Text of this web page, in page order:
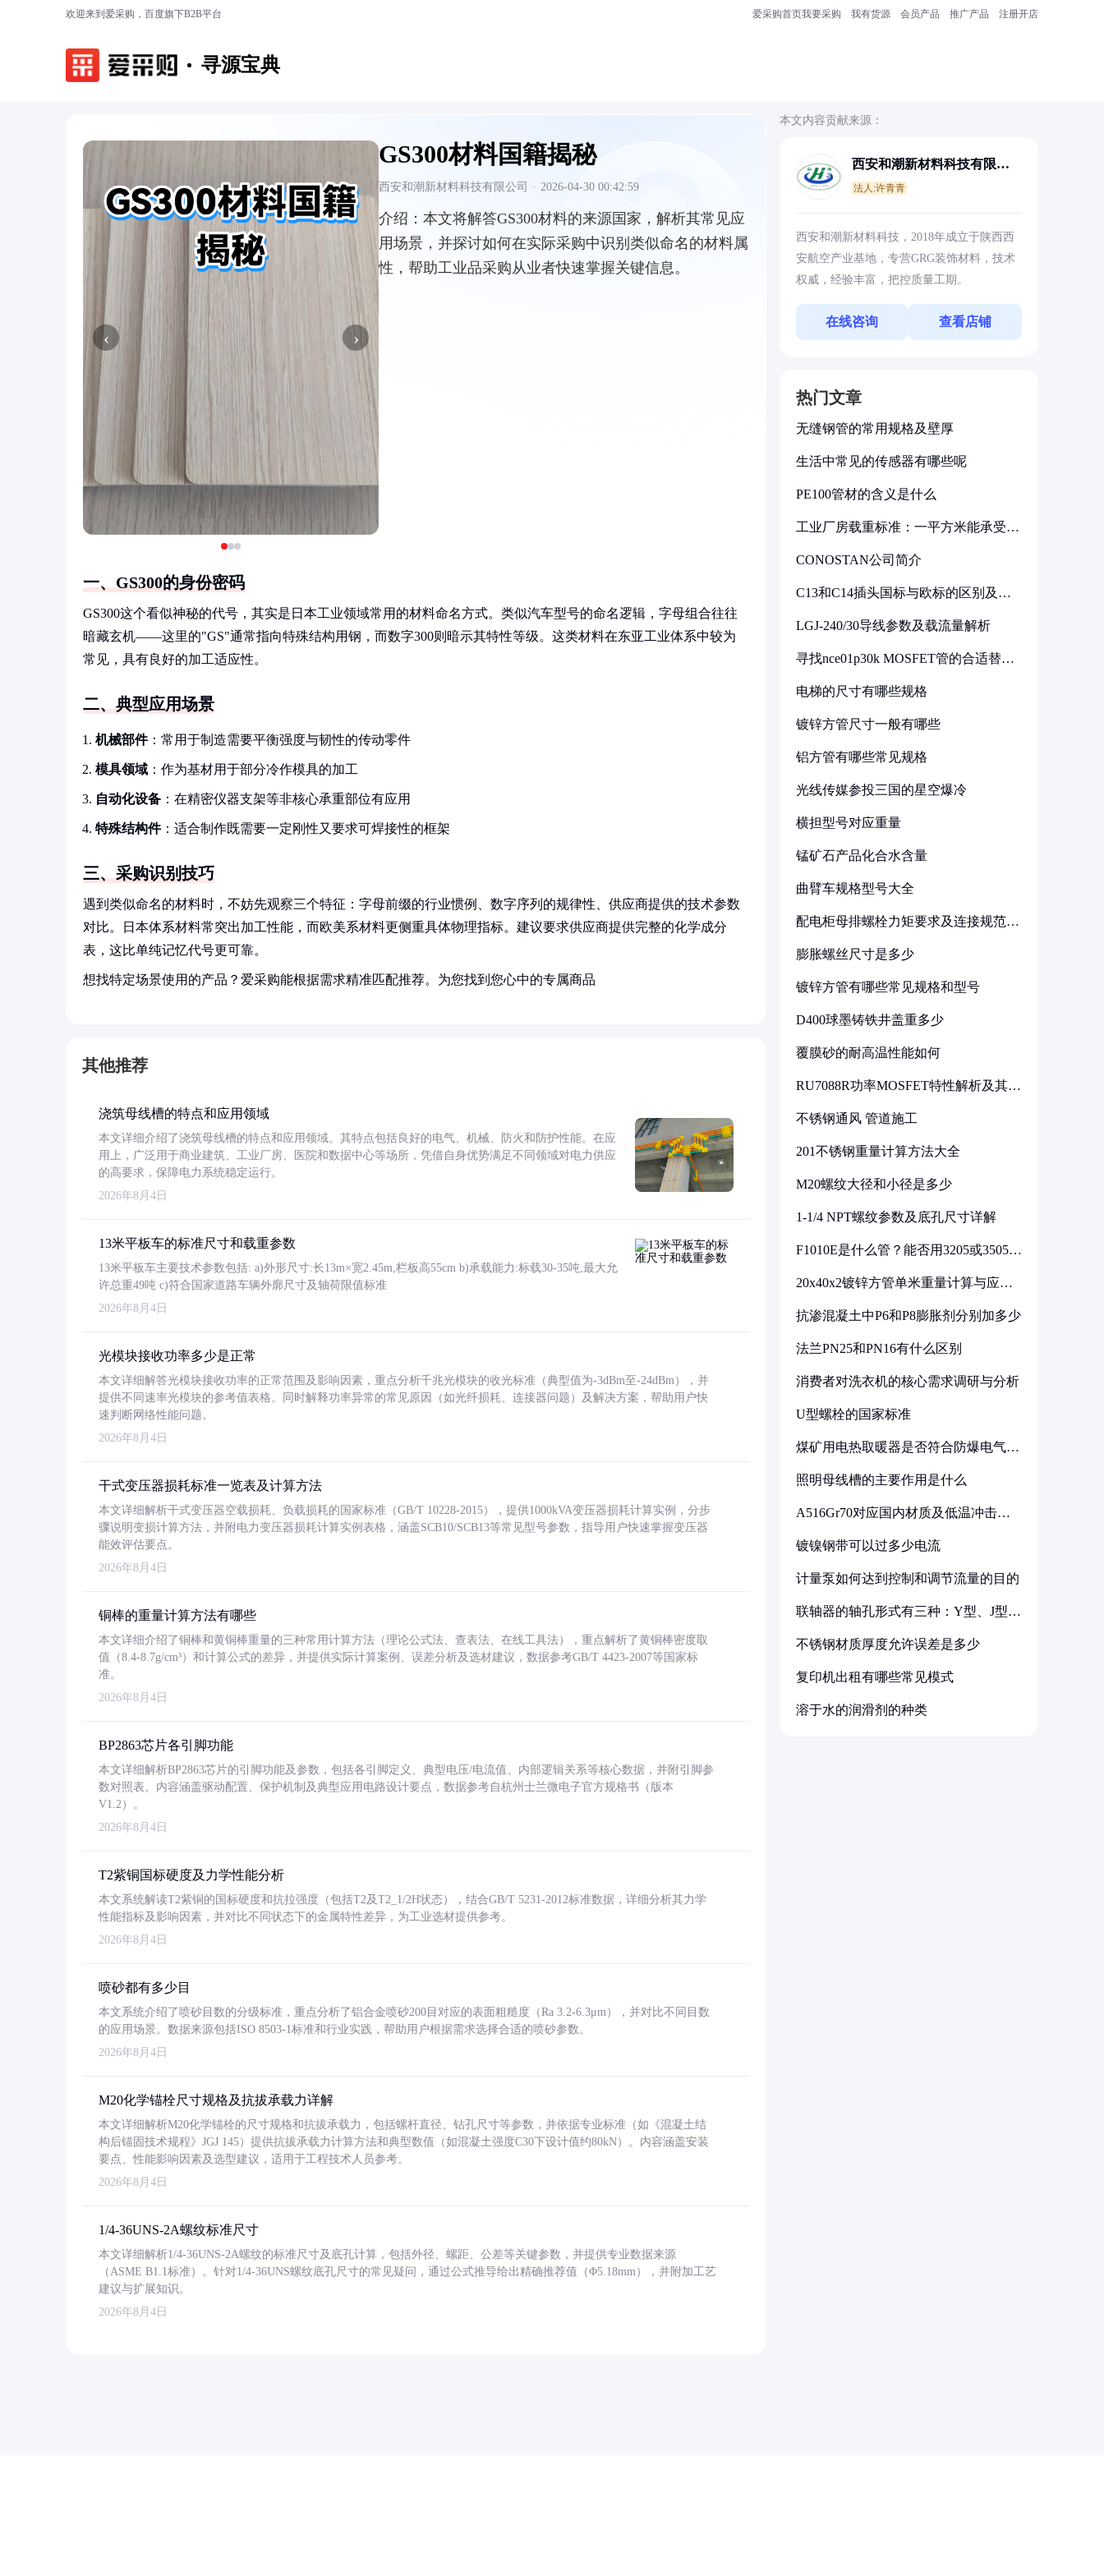
欢迎来到爱采购，百度旗下B2B平台 爱采购首页我要采购 我有货源 会员产品 推广产品 注册开店
寻源宝典
‹ ›
GS300材料国籍揭秘
西安和潮新材料科技有限公司 · 2026-04-30 00:42:59
介绍： 本文将解答GS300材料的来源国家，解析其常见应
用场景，并探讨如何在实际采购中识别类似命名的材料属
性，帮助工业品采购从业者快速掌握关键信息。
一、GS300的身份密码
GS300这个看似神秘的代号，其实是日本工业领域常用的材料命名方式。类似汽车型号的命名逻辑，字母组合往往
暗藏玄机——这里的"GS"通常指向特殊结构用钢，而数字300则暗示其特性等级。这类材料在东亚工业体系中较为
常见，具有良好的加工适应性。
二、典型应用场景
机械部件：常用于制造需要平衡强度与韧性的传动零件
模具领域 ：作为基材用于部分冷作模具的加工
自动化设备 ：在精密仪器支架等非核心承重部位有应用
特殊结构件：适合制作既需要一定刚性又要求可焊接性的框架
三、采购识别技巧
遇到类似命名的材料时，不妨先观察三个特征：字母前缀的行业惯例、数字序列的规律性、供应商提供的技术参数
对比。日本体系材料常突出加工性能，而欧美系材料更侧重具体物理指标。建议要求供应商提供完整的化学成分
表，这比单纯记忆代号更可靠。
想找特定场景使用的产品？爱采购能根据需求精准匹配推荐。为您找到您心中的专属商品
其他推荐
浇筑母线槽的特点和应用领域
本文详细介绍了浇筑母线槽的特点和应用领域。其特点包括良好的电气、机械、防火和防护性能。在应
用上，广泛用于商业建筑、工业厂房、医院和数据中心等场所，凭借自身优势满足不同领域对电力供应
的高要求，保障电力系统稳定运行。
2026年8月4日
13米平板车的标准尺寸和载重参数
13米平板车主要技术参数包括: a)外形尺寸:长13m×宽2.45m,栏板高55cm b)承载能力:标载30-35吨,最大允
许总重49吨 c)符合国家道路车辆外廓尺寸及轴荷限值标准
2026年8月4日
光模块接收功率多少是正常
本文详细解答光模块接收功率的正常范围及影响因素，重点分析千兆光模块的收光标准（典型值为-3dBm至-24dBm），并
提供不同速率光模块的参考值表格。同时解释功率异常的常见原因（如光纤损耗、连接器问题）及解决方案，帮助用户快
速判断网络性能问题。
2026年8月4日
干式变压器损耗标准一览表及计算方法
本文详细解析干式变压器空载损耗、负载损耗的国家标准（GB/T 10228-2015），提供1000kVA变压器损耗计算实例，分步
骤说明变损计算方法，并附电力变压器损耗计算实例表格，涵盖SCB10/SCB13等常见型号参数，指导用户快速掌握变压器
能效评估要点。
2026年8月4日
铜棒的重量计算方法有哪些
本文详细介绍了铜棒和黄铜棒重量的三种常用计算方法（理论公式法、查表法、在线工具法），重点解析了黄铜棒密度取
值（8.4-8.7g/cm³）和计算公式的差异，并提供实际计算案例、误差分析及选材建议，数据参考GB/T 4423-2007等国家标
准。
2026年8月4日
BP2863芯片各引脚功能
本文详细解析BP2863芯片的引脚功能及参数，包括各引脚定义、典型电压/电流值、内部逻辑关系等核心数据，并附引脚参
数对照表。内容涵盖驱动配置、保护机制及典型应用电路设计要点，数据参考自杭州士兰微电子官方规格书（版本
V1.2）。
2026年8月4日
T2紫铜国标硬度及力学性能分析
本文系统解读T2紫铜的国标硬度和抗拉强度（包括T2及T2_1/2H状态），结合GB/T 5231-2012标准数据，详细分析其力学
性能指标及影响因素，并对比不同状态下的金属特性差异，为工业选材提供参考。
2026年8月4日
喷砂都有多少目
本文系统介绍了喷砂目数的分级标准，重点分析了铝合金喷砂200目对应的表面粗糙度（Ra 3.2-6.3μm），并对比不同目数
的应用场景。数据来源包括ISO 8503-1标准和行业实践，帮助用户根据需求选择合适的喷砂参数。
2026年8月4日
M20化学锚栓尺寸规格及抗拔承载力详解
本文详细解析M20化学锚栓的尺寸规格和抗拔承载力，包括螺杆直径、钻孔尺寸等参数，并依据专业标准（如《混凝土结
构后锚固技术规程》JGJ 145）提供抗拔承载力计算方法和典型数值（如混凝土强度C30下设计值约80kN）。内容涵盖安装
要点、性能影响因素及选型建议，适用于工程技术人员参考。
2026年8月4日
1/4-36UNS-2A螺纹标准尺寸
本文详细解析1/4-36UNS-2A螺纹的标准尺寸及底孔计算，包括外径、螺距、公差等关键参数，并提供专业数据来源
（ASME B1.1标准）。针对1/4-36UNS螺纹底孔尺寸的常见疑问，通过公式推导给出精确推荐值（Φ5.18mm），并附加工艺
建议与扩展知识。
2026年8月4日
本文内容贡献来源：
西安和潮新材料科技有限公
法人:许青青
西安和潮新材料科技，2018年成立于陕西西
安航空产业基地，专营GRG装饰材料，技术
权威，经验丰富，把控质量工期。
在线咨询 查看店铺
热门文章
无缝钢管的常用规格及壁厚
生活中常见的传感器有哪些呢
PE100管材的含义是什么
工业厂房载重标准：一平方米能承受多
CONOSTAN公司简介
C13和C14插头国标与欧标的区别及其
LGJ-240/30导线参数及载流量解析
寻找nce01p30k MOSFET管的合适替代
电梯的尺寸有哪些规格
镀锌方管尺寸一般有哪些
铝方管有哪些常见规格
光线传媒参投三国的星空爆冷
横担型号对应重量
锰矿石产品化合水含量
曲臂车规格型号大全
配电柜母排螺栓力矩要求及连接规范详
膨胀螺丝尺寸是多少
镀锌方管有哪些常见规格和型号
D400球墨铸铁井盖重多少
覆膜砂的耐高温性能如何
RU7088R功率MOSFET特性解析及其在
不锈钢通风 管道施工
201不锈钢重量计算方法大全
M20螺纹大径和小径是多少
1-1/4 NPT螺纹参数及底孔尺寸详解
F1010E是什么管？能否用3205或3505代
20x40x2镀锌方管单米重量计算与应用
抗渗混凝土中P6和P8膨胀剂分别加多少
法兰PN25和PN16有什么区别
消费者对洗衣机的核心需求调研与分析
U型螺栓的国家标准
煤矿用电热取暖器是否符合防爆电气设
照明母线槽的主要作用是什么
A516Gr70对应国内材质及低温冲击要
镀镍钢带可以过多少电流
计量泵如何达到控制和调节流量的目的
联轴器的轴孔形式有三种：Y型、J型、
不锈钢材质厚度允许误差是多少
复印机出租有哪些常见模式
溶于水的润滑剂的种类